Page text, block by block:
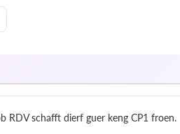
RDV schafft dierf guer keng CP1 froen.